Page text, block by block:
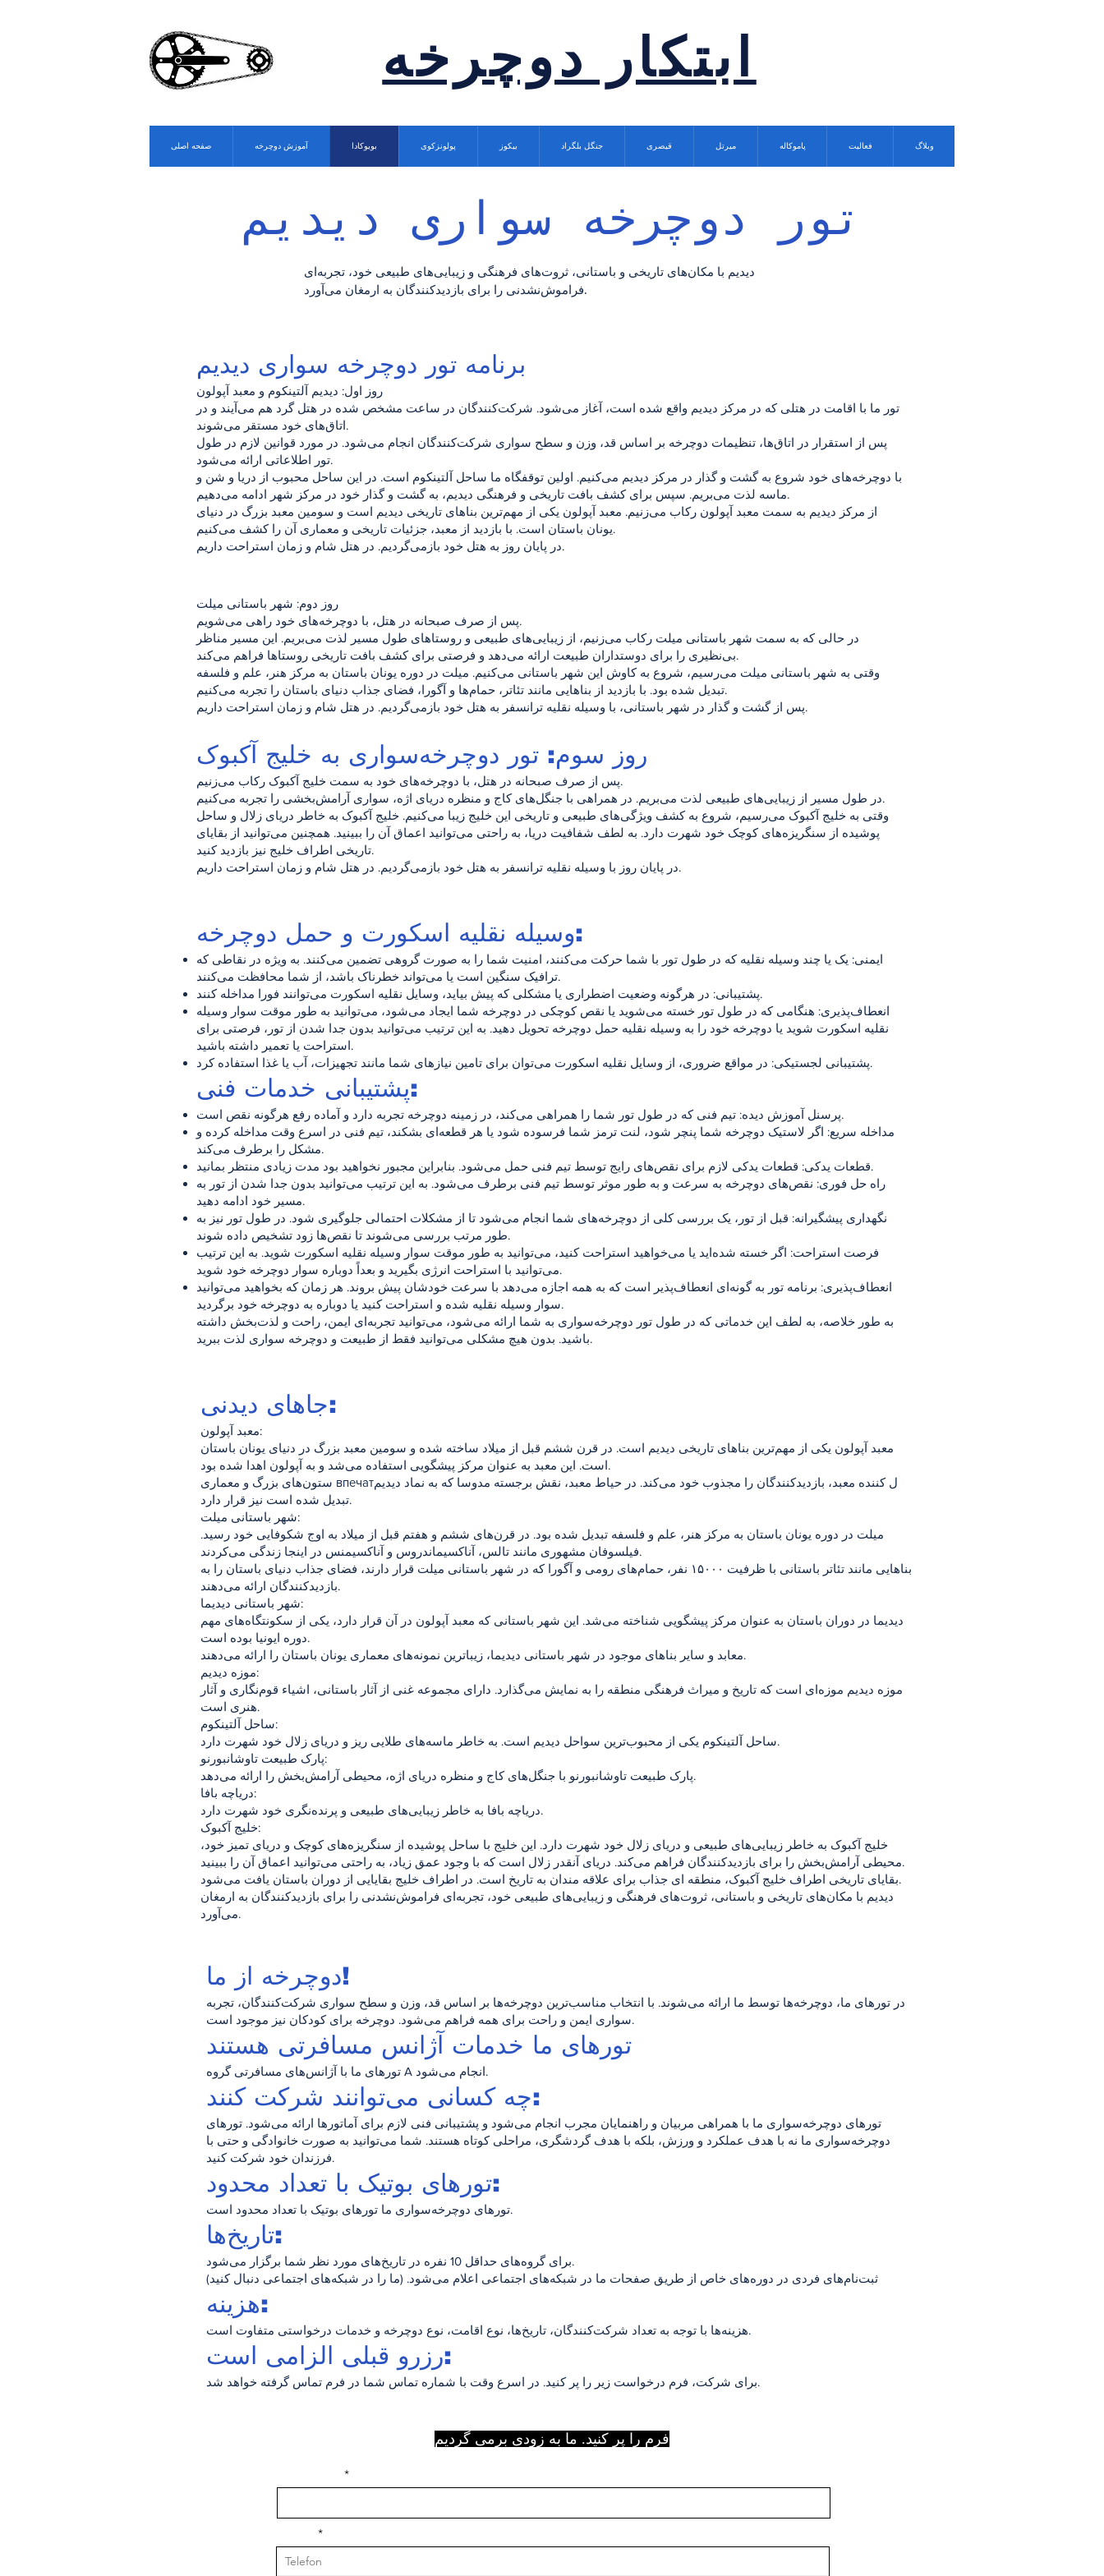
ابتکار دوچرخه
صفحه اصلی آموزش دوچرخه بویوکادا پولونزکوی بیکوز جنگل بلگراد قیصری میرتل پاموکاله فعالیت وبلاگ
تور دوچرخه سواری دیدیم
دیدیم با مکان‌های تاریخی و باستانی، ثروت‌های فرهنگی و زیبایی‌های طبیعی خود، تجربه‌ای
فراموش‌نشدنی را برای بازدیدکنندگان به ارمغان می‌آورد.
برنامه تور دوچرخه سواری دیدیم
روز اول: دیدیم آلتینکوم و معبد آپولون
تور ما با اقامت در هتلی که در مرکز دیدیم واقع شده است، آغاز می‌شود. شرکت‌کنندگان در ساعت مشخص شده در هتل گرد هم می‌آیند و در
اتاق‌های خود مستقر می‌شوند.
پس از استقرار در اتاق‌ها، تنظیمات دوچرخه بر اساس قد، وزن و سطح سواری شرکت‌کنندگان انجام می‌شود. در مورد قوانین لازم در طول
تور اطلاعاتی ارائه می‌شود.
با دوچرخه‌های خود شروع به گشت و گذار در مرکز دیدیم می‌کنیم. اولین توقفگاه ما ساحل آلتینکوم است. در این ساحل محبوب از دریا و شن و
ماسه لذت می‌بریم. سپس برای کشف بافت تاریخی و فرهنگی دیدیم، به گشت و گذار خود در مرکز شهر ادامه می‌دهیم.
از مرکز دیدیم به سمت معبد آپولون رکاب می‌زنیم. معبد آپولون یکی از مهم‌ترین بناهای تاریخی دیدیم است و سومین معبد بزرگ در دنیای
یونان باستان است. با بازدید از معبد، جزئیات تاریخی و معماری آن را کشف می‌کنیم.
در پایان روز به هتل خود بازمی‌گردیم. در هتل شام و زمان استراحت داریم.
روز دوم: شهر باستانی میلت
پس از صرف صبحانه در هتل، با دوچرخه‌های خود راهی می‌شویم.
در حالی که به سمت شهر باستانی میلت رکاب می‌زنیم، از زیبایی‌های طبیعی و روستاهای طول مسیر لذت می‌بریم. این مسیر مناظر
بی‌نظیری را برای دوستداران طبیعت ارائه می‌دهد و فرصتی برای کشف بافت تاریخی روستاها فراهم می‌کند.
وقتی به شهر باستانی میلت می‌رسیم، شروع به کاوش این شهر باستانی می‌کنیم. میلت در دوره یونان باستان به مرکز هنر، علم و فلسفه
تبدیل شده بود. با بازدید از بناهایی مانند تئاتر، حمام‌ها و آگورا، فضای جذاب دنیای باستان را تجربه می‌کنیم.
پس از گشت و گذار در شهر باستانی، با وسیله نقلیه ترانسفر به هتل خود بازمی‌گردیم. در هتل شام و زمان استراحت داریم.
روز سوم: تور دوچرخه‌سواری به خلیج آکبوک
پس از صرف صبحانه در هتل، با دوچرخه‌های خود به سمت خلیج آکبوک رکاب می‌زنیم.
در طول مسیر از زیبایی‌های طبیعی لذت می‌بریم. در همراهی با جنگل‌های کاج و منظره دریای اژه، سواری آرامش‌بخشی را تجربه می‌کنیم.
وقتی به خلیج آکبوک می‌رسیم، شروع به کشف ویژگی‌های طبیعی و تاریخی این خلیج زیبا می‌کنیم. خلیج آکبوک به خاطر دریای زلال و ساحل
پوشیده از سنگریزه‌های کوچک خود شهرت دارد. به لطف شفافیت دریا، به راحتی می‌توانید اعماق آن را ببینید. همچنین می‌توانید از بقایای
تاریخی اطراف خلیج نیز بازدید کنید.
در پایان روز با وسیله نقلیه ترانسفر به هتل خود بازمی‌گردیم. در هتل شام و زمان استراحت داریم.
وسیله نقلیه اسکورت و حمل دوچرخه:
ایمنی: یک یا چند وسیله نقلیه که در طول تور با شما حرکت می‌کنند، امنیت شما را به صورت گروهی تضمین می‌کنند. به ویژه در نقاطی که
ترافیک سنگین است یا می‌تواند خطرناک باشد، از شما محافظت می‌کنند.
پشتیبانی: در هرگونه وضعیت اضطراری یا مشکلی که پیش بیاید، وسایل نقلیه اسکورت می‌توانند فورا مداخله کنند.
انعطاف‌پذیری: هنگامی که در طول تور خسته می‌شوید یا نقص کوچکی در دوچرخه شما ایجاد می‌شود، می‌توانید به طور موقت سوار وسیله
نقلیه اسکورت شوید یا دوچرخه خود را به وسیله نقلیه حمل دوچرخه تحویل دهید. به این ترتیب می‌توانید بدون جدا شدن از تور، فرصتی برای
استراحت یا تعمیر داشته باشید.
پشتیبانی لجستیکی: در مواقع ضروری، از وسایل نقلیه اسکورت می‌توان برای تامین نیازهای شما مانند تجهیزات، آب یا غذا استفاده کرد.
پشتیبانی خدمات فنی:
پرسنل آموزش دیده: تیم فنی که در طول تور شما را همراهی می‌کند، در زمینه دوچرخه تجربه دارد و آماده رفع هرگونه نقص است.
مداخله سریع: اگر لاستیک دوچرخه شما پنچر شود، لنت ترمز شما فرسوده شود یا هر قطعه‌ای بشکند، تیم فنی در اسرع وقت مداخله کرده و
مشکل را برطرف می‌کند.
قطعات یدکی: قطعات یدکی لازم برای نقص‌های رایج توسط تیم فنی حمل می‌شود. بنابراین مجبور نخواهید بود مدت زیادی منتظر بمانید.
راه حل فوری: نقص‌های دوچرخه به سرعت و به طور موثر توسط تیم فنی برطرف می‌شود. به این ترتیب می‌توانید بدون جدا شدن از تور به
مسیر خود ادامه دهید.
نگهداری پیشگیرانه: قبل از تور، یک بررسی کلی از دوچرخه‌های شما انجام می‌شود تا از مشکلات احتمالی جلوگیری شود. در طول تور نیز به
طور مرتب بررسی می‌شوند تا نقص‌ها زود تشخیص داده شوند.
فرصت استراحت: اگر خسته شده‌اید یا می‌خواهید استراحت کنید، می‌توانید به طور موقت سوار وسیله نقلیه اسکورت شوید. به این ترتیب
می‌توانید با استراحت انرژی بگیرید و بعداً دوباره سوار دوچرخه خود شوید.
انعطاف‌پذیری: برنامه تور به گونه‌ای انعطاف‌پذیر است که به همه اجازه می‌دهد با سرعت خودشان پیش بروند. هر زمان که بخواهید می‌توانید
سوار وسیله نقلیه شده و استراحت کنید یا دوباره به دوچرخه خود برگردید.
به طور خلاصه، به لطف این خدماتی که در طول تور دوچرخه‌سواری به شما ارائه می‌شود، می‌توانید تجربه‌ای ایمن، راحت و لذت‌بخش داشته
باشید. بدون هیچ مشکلی می‌توانید فقط از طبیعت و دوچرخه سواری لذت ببرید.
جاهای دیدنی:
معبد آپولون:
معبد آپولون یکی از مهم‌ترین بناهای تاریخی دیدیم است. در قرن ششم قبل از میلاد ساخته شده و سومین معبد بزرگ در دنیای یونان باستان
است. این معبد به عنوان مرکز پیشگویی استفاده می‌شد و به آپولون اهدا شده بود.
ستون‌های بزرگ و معماری впечатل کننده معبد، بازدیدکنندگان را مجذوب خود می‌کند. در حیاط معبد، نقش برجسته مدوسا که به نماد دیدیم
تبدیل شده است نیز قرار دارد.
شهر باستانی میلت:
میلت در دوره یونان باستان به مرکز هنر، علم و فلسفه تبدیل شده بود. در قرن‌های ششم و هفتم قبل از میلاد به اوج شکوفایی خود رسید.
فیلسوفان مشهوری مانند تالس، آناکسیماندروس و آناکسیمنس در اینجا زندگی می‌کردند.
بناهایی مانند تئاتر باستانی با ظرفیت ۱۵۰۰۰ نفر، حمام‌های رومی و آگورا که در شهر باستانی میلت قرار دارند، فضای جذاب دنیای باستان را به
بازدیدکنندگان ارائه می‌دهند.
شهر باستانی دیدیما:
دیدیما در دوران باستان به عنوان مرکز پیشگویی شناخته می‌شد. این شهر باستانی که معبد آپولون در آن قرار دارد، یکی از سکونتگاه‌های مهم
دوره ایونیا بوده است.
معابد و سایر بناهای موجود در شهر باستانی دیدیما، زیباترین نمونه‌های معماری یونان باستان را ارائه می‌دهند.
موزه دیدیم:
موزه دیدیم موزه‌ای است که تاریخ و میراث فرهنگی منطقه را به نمایش می‌گذارد. دارای مجموعه غنی از آثار باستانی، اشیاء قوم‌نگاری و آثار
هنری است.
ساحل آلتینکوم:
ساحل آلتینکوم یکی از محبوب‌ترین سواحل دیدیم است. به خاطر ماسه‌های طلایی ریز و دریای زلال خود شهرت دارد.
پارک طبیعت تاوشانبورنو:
پارک طبیعت تاوشانبورنو با جنگل‌های کاج و منظره دریای اژه، محیطی آرامش‌بخش را ارائه می‌دهد.
دریاچه بافا:
دریاچه بافا به خاطر زیبایی‌های طبیعی و پرنده‌نگری خود شهرت دارد.
خلیج آکبوک:
خلیج آکبوک به خاطر زیبایی‌های طبیعی و دریای زلال خود شهرت دارد. این خلیج با ساحل پوشیده از سنگریزه‌های کوچک و دریای تمیز خود،
محیطی آرامش‌بخش را برای بازدیدکنندگان فراهم می‌کند. دریای آنقدر زلال است که با وجود عمق زیاد، به راحتی می‌توانید اعماق آن را ببینید.
بقایای تاریخی اطراف خلیج آکبوک، منطقه ای جذاب برای علاقه مندان به تاریخ است. در اطراف خلیج بقایایی از دوران باستان یافت می‌شود.
دیدیم با مکان‌های تاریخی و باستانی، ثروت‌های فرهنگی و زیبایی‌های طبیعی خود، تجربه‌ای فراموش‌نشدنی را برای بازدیدکنندگان به ارمغان
می‌آورد.
دوچرخه از ما!
در تورهای ما، دوچرخه‌ها توسط ما ارائه می‌شوند. با انتخاب مناسب‌ترین دوچرخه‌ها بر اساس قد، وزن و سطح سواری شرکت‌کنندگان، تجربه
سواری ایمن و راحت برای همه فراهم می‌شود. دوچرخه برای کودکان نیز موجود است.
تورهای ما خدمات آژانس مسافرتی هستند
تورهای ما با آژانس‌های مسافرتی گروه A انجام می‌شود.
چه کسانی می‌توانند شرکت کنند:
تورهای دوچرخه‌سواری ما با همراهی مربیان و راهنمایان مجرب انجام می‌شود و پشتیبانی فنی لازم برای آماتورها ارائه می‌شود. تورهای
دوچرخه‌سواری ما نه با هدف عملکرد و ورزش، بلکه با هدف گردشگری، مراحلی کوتاه هستند. شما می‌توانید به صورت خانوادگی و حتی با
فرزندان خود شرکت کنید.
تورهای بوتیک با تعداد محدود:
تورهای دوچرخه‌سواری ما تورهای بوتیک با تعداد محدود است.
تاریخ‌ها:
برای گروه‌های حداقل 10 نفره در تاریخ‌های مورد نظر شما برگزار می‌شود.
ثبت‌نام‌های فردی در دوره‌های خاص از طریق صفحات ما در شبکه‌های اجتماعی اعلام می‌شود. (ما را در شبکه‌های اجتماعی دنبال کنید)
هزینه:
هزینه‌ها با توجه به تعداد شرکت‌کنندگان، تاریخ‌ها، نوع اقامت، نوع دوچرخه و خدمات درخواستی متفاوت است.
رزرو قبلی الزامی است:
برای شرکت، فرم درخواست زیر را پر کنید. در اسرع وقت با شماره تماس شما در فرم تماس گرفته خواهد شد.
فرم را پر کنید. ما به زودی برمی گردیم